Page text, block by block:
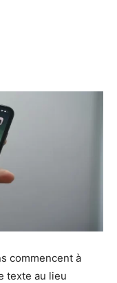
commencent à
texte au lieu